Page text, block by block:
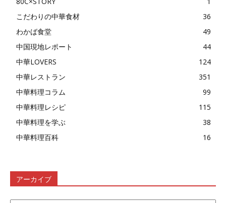
こだわりの中華食材
36
わかば食堂
49
中国現地レポート
44
中華LOVERS
124
中華レストラン
351
中華料理コラム
99
中華料理レシピ
115
中華料理を学ぶ
38
中華料理百科
16
アーカイブ
ア